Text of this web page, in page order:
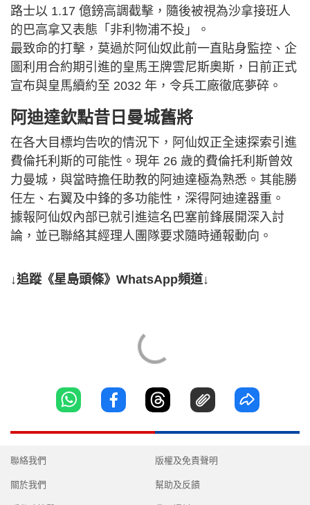
路士以 1.17 億鎊高調截擊，隨後被視為沙拿接班人
的巴高拿又表態「非利物浦不投」。
最致命的打擊，莫過於阿仙奴此前一直貼身監控、企
圖利用合約期引進的皇馬王牌雲尼斯奧斯，日前正式
宣布與皇馬續約至 2032 年，令兵工廠徹底夢碎。
阿迪達欽點昔日曼城舊將
在各大目標均告吹的情況下，阿仙奴正全速探索引進
費倫托利斯的可能性。現年 26 歲的費倫托利斯曾效
力曼城，與當時擔任助教的阿迪達極為熟悉。其能勝
任左、右翼及中鋒的多功能性，深得阿迪達器重。
據報阿仙奴內部已就引進這名巴塞前鋒展開深入討
論，並已聯絡其經理人團隊要求隨時通報動向。
↓追蹤《星島頭條》WhatsApp頻道↓
聯絡我們
關於我們
版權及免責聲明
幫助及反饋